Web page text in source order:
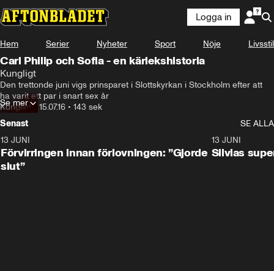
Logga in
Hem Serier Nyheter Sport Nöje Livsstil
Carl Philip och Sofia - en kärlekshistoria
Kungligt
Den trettonde juni vigs prinsparet i Slottskyrkan i Stockholm efter att
ha varit ett par i snart sex år
Kungligt• 15.07.16 • 143 sek
Se mer
Senast
SE ALLA
13 JUNI
Förvirringen innan förlovningen: ”Gjorde
slut”
13 JUNI
Silvias